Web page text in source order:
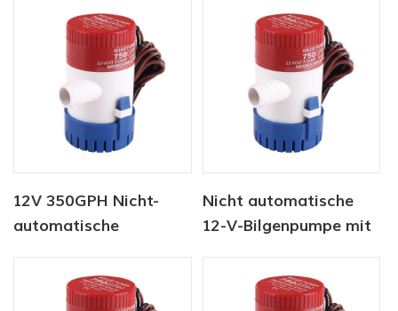
12V 350GPH Nicht-
automatische
Nicht automatische
12-V-Bilgenpumpe mit